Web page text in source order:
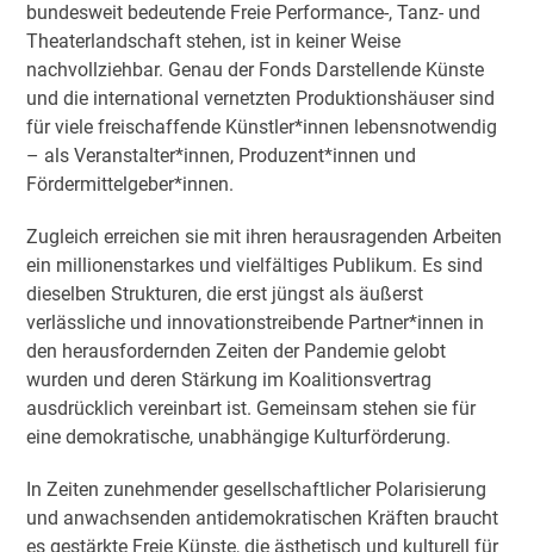
bundesweit bedeutende Freie Performance-, Tanz- und
Theaterlandschaft stehen, ist in keiner Weise
nachvollziehbar. Genau der Fonds Darstellende Künste
und die international vernetzten Produktionshäuser sind
für viele freischaffende Künstler*innen lebensnotwendig
– als Veranstalter*innen, Produzent*innen und
Fördermittelgeber*innen.
Zugleich erreichen sie mit ihren herausragenden Arbeiten
ein millionenstarkes und vielfältiges Publikum. Es sind
dieselben Strukturen, die erst jüngst als äußerst
verlässliche und innovationstreibende Partner*innen in
den herausfordernden Zeiten der Pandemie gelobt
wurden und deren Stärkung im Koalitionsvertrag
ausdrücklich vereinbart ist. Gemeinsam stehen sie für
eine demokratische, unabhängige Kulturförderung.
In Zeiten zunehmender gesellschaftlicher Polarisierung
und anwachsenden antidemokratischen Kräften braucht
es gestärkte Freie Künste, die ästhetisch und kulturell für